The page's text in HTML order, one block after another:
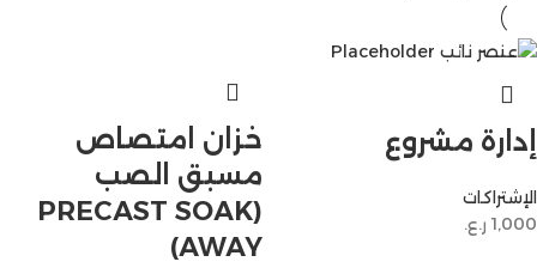
إدارة مشروع
الإشتراكات
1,000 ر.ع.
خزان امتصاص
مسبق الصب
(PRECAST SOAK
AWAY)